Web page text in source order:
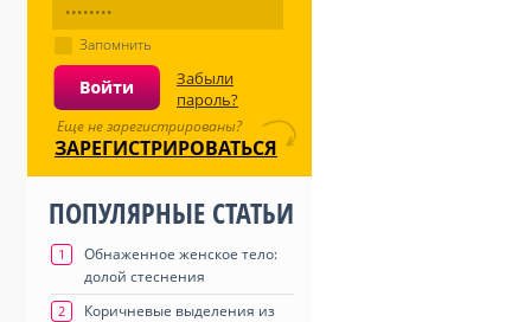
Запомнить
Забыли
пароль?
Еще не зарегистрированы?
ЗАРЕГИСТРИРОВАТЬСЯ
ПОПУЛЯРНЫЕ СТАТЬИ
1
Обнаженное женское тело:
долой стеснения
2
Коричневые выделения из